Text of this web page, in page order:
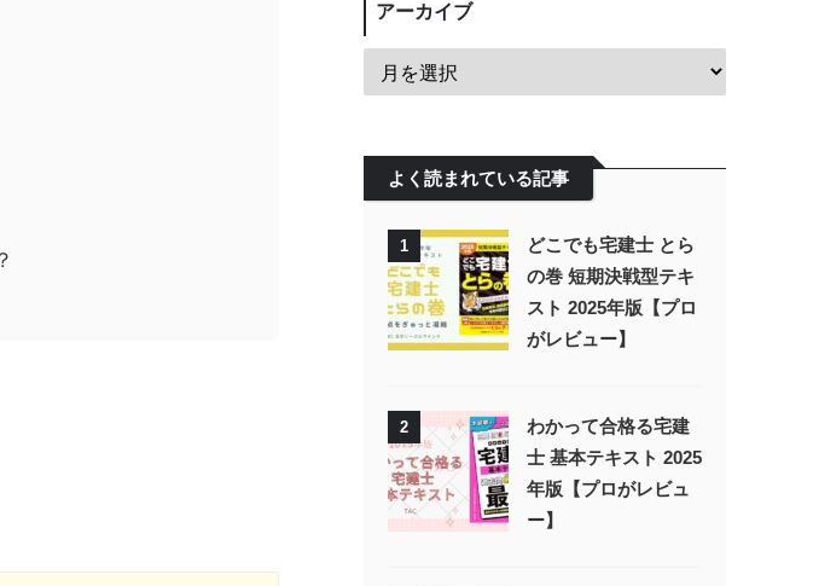
アーカイブ
よく読まれている記事
1
どこでも宅建士 とら
の巻 短期決戦型テキ
スト 2025年版【プロ
がレビュー】
2
わかって合格る宅建
士 基本テキスト 2025
年版【プロがレビュ
ー】